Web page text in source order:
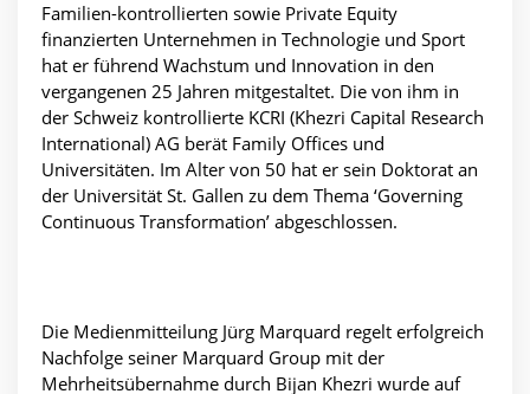
Familien-kontrollierten sowie Private Equity
finanzierten Unternehmen in Technologie und Sport
hat er führend Wachstum und Innovation in den
vergangenen 25 Jahren mitgestaltet. Die von ihm in
der Schweiz kontrollierte KCRI (Khezri Capital Research
International) AG berät Family Offices und
Universitäten. Im Alter von 50 hat er sein Doktorat an
der Universität St. Gallen zu dem Thema ‘Governing
Continuous Transformation’ abgeschlossen.
Die Medienmitteilung Jürg Marquard regelt erfolgreich
Nachfolge seiner Marquard Group mit der
Mehrheitsübernahme durch Bijan Khezri wurde auf